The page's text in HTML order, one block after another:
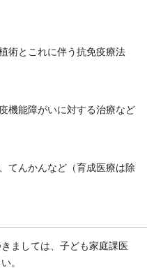
術とこれに伴う抗免疫療法
機能障がいに対する治療など
てんかんなど（育成医療は除
ましては、子ども家庭課医
。